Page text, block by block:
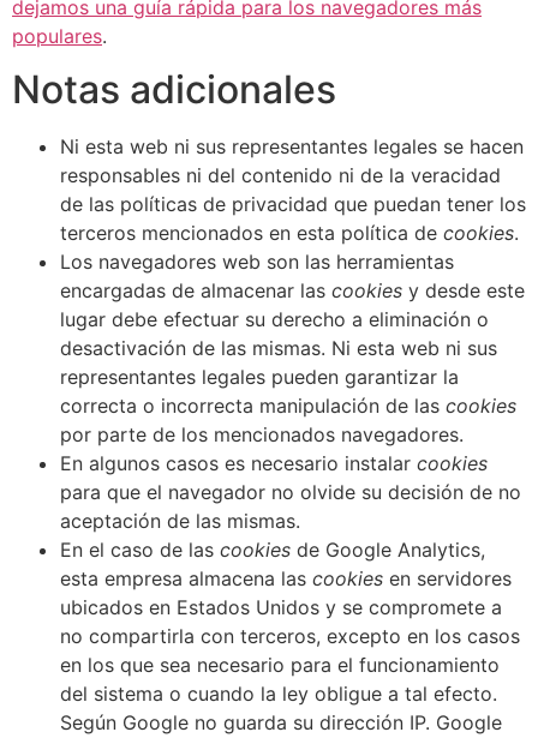
dejamos una guía rápida para los navegadores más
populares.
Notas adicionales
Ni esta web ni sus representantes legales se hacen
responsables ni del contenido ni de la veracidad
de las políticas de privacidad que puedan tener los
terceros mencionados en esta política de cookies.
Los navegadores web son las herramientas
encargadas de almacenar las cookies y desde este
lugar debe efectuar su derecho a eliminación o
desactivación de las mismas. Ni esta web ni sus
representantes legales pueden garantizar la
correcta o incorrecta manipulación de las cookies
por parte de los mencionados navegadores.
En algunos casos es necesario instalar cookies
para que el navegador no olvide su decisión de no
aceptación de las mismas.
En el caso de las cookies de Google Analytics,
esta empresa almacena las cookies en servidores
ubicados en Estados Unidos y se compromete a
no compartirla con terceros, excepto en los casos
en los que sea necesario para el funcionamiento
del sistema o cuando la ley obligue a tal efecto.
Según Google no guarda su dirección IP. Google